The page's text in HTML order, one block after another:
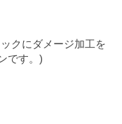
クにダメージ加工を
です。)